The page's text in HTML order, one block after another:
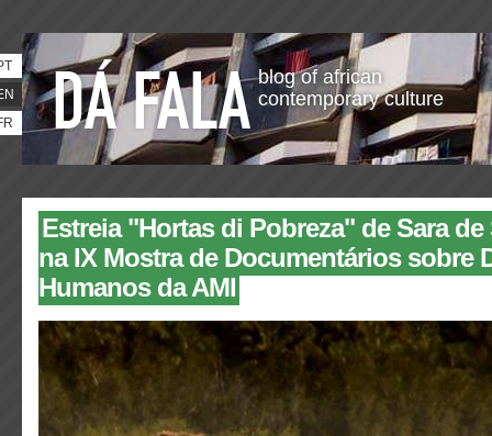
blog of african
contemporary culture
Estreia "Hortas di Pobreza" de Sara
na IX Mostra de Documentários sobre
Humanos da AMI